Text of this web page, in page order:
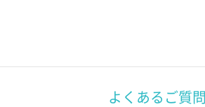
よくあるご質問